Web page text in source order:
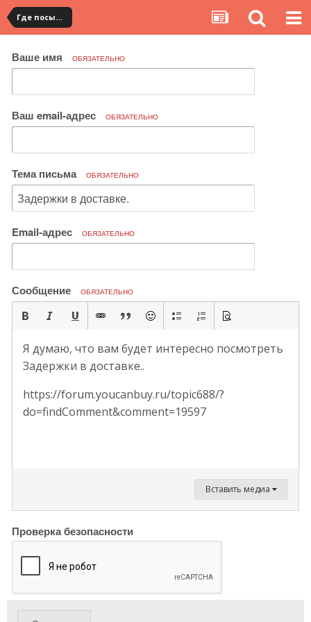
Где посылка?
Ваше имя ОБЯЗАТЕЛЬНО
Ваш email-адрес ОБЯЗАТЕЛЬНО
Тема письма ОБЯЗАТЕЛЬНО
Email-адрес ОБЯЗАТЕЛЬНО
Сообщение ОБЯЗАТЕЛЬНО
Я думаю, что вам будет интересно посмотреть
Задержки в доставке..
https://forum.youcanbuy.ru/topic688/?
do=findComment&comment=19597
Вставить медиа
Проверка безопасности